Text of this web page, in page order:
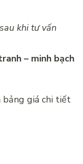
khi tư vấn
– minh bạch
bảng giá chi tiết